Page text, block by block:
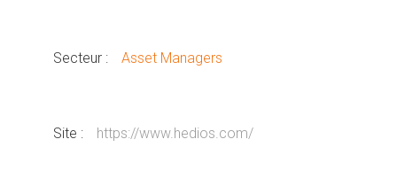
Secteur : Asset Managers
Site : https://www.hedios.com/